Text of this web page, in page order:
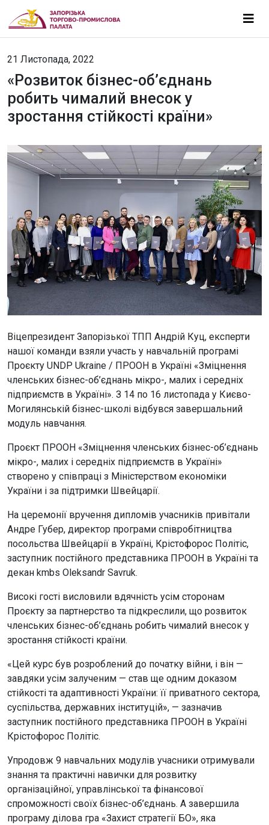
21 Листопада, 2022
«Розвиток бізнес-об’єднань
робить чималий внесок у
зростання стійкості країни»
Віцепрезидент Запорізької ТПП Андрій Куц, експерти
нашої команди взяли участь у навчальній програмі
Проєкту UNDP Ukraine / ПРООН в Україні «Зміцнення
членських бізнес-об’єднань мікро-, малих і середніх
підприємств в Україні». З 14 по 16 листопада у Києво-
Могилянській бізнес-школі відбувся завершальний
модуль навчання.
Проєкт ПРООН «Зміцнення членських бізнес-об’єднань
мікро-, малих і середніх підприємств в Україні»
створено у співпраці з Міністерством економіки
України і за підтримки Швейцарії.
На церемонії вручення дипломів учасників привітали
Андре Губер, директор програми співробітництва
посольства Швейцарії в Україні, Крістофорос Політіс,
заступник постійного представника ПРООН в Україні та
декан kmbs Oleksandr Savruk.
Високі гості висловили вдячність усім сторонам
Проєкту за партнерство та підкреслили, що розвиток
членських бізнес-об’єднань робить чималий внесок у
зростання стійкості країни.
«Цей курс був розроблений до початку війни, і він —
завдяки усім залученим — став ще одним доказом
стійкості та адаптивності України: її приватного сектора,
суспільства, державних інституцій», — зазначив
заступник постійного представника ПРООН в Україні
Крістофорос Політіс.
Упродовж 9 навчальних модулів учасники отримували
знання та практичні навички для розвитку
організаційної, управлінської та фінансової
спроможності своїх бізнес-об’єднань. А завершила
програму ділова гра «Захист стратегії БО», яка